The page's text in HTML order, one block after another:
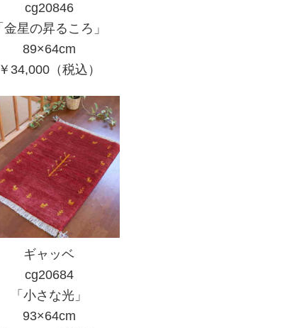
cg20846
金星の昇るころ」
89×64cm
￥34,000（税込）
ギャッベ
cg20684
「小さな光」
93×64cm